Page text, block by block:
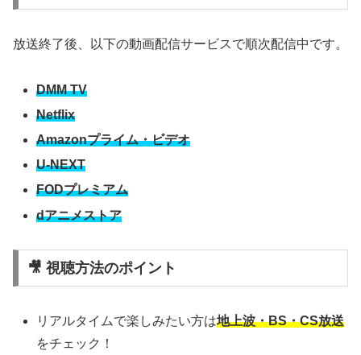
放送終了後、以下の動画配信サービスで順次配信中です。
DMM TV
Netflix
Amazonプライム・ビデオ
U-NEXT
FODプレミアム
dアニメストア
🎥 視聴方法のポイント
リアルタイムで楽しみたい方は地上波・BS・CS放送
をチェック！